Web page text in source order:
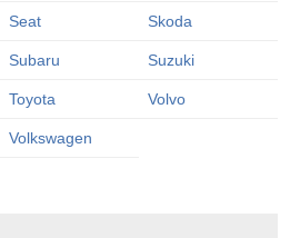
Seat Skoda
Subaru Suzuki
Toyota Volvo
Volkswagen